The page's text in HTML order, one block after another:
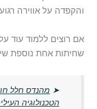
והקפדה על אווירה
אם רוצים ללמוד עוד
שחיתות אחת נוספת
➤ מהנדס חלל
הטכנולוגיה